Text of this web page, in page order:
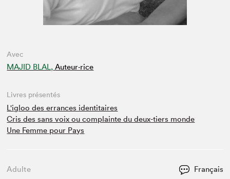
Avec
MAJID BLAL, Auteur·rice
Livres présentés
L'igloo des errances identitaires
Cris des sans voix ou complainte du deux-tiers monde
Une Femme pour Pays
Adulte Français